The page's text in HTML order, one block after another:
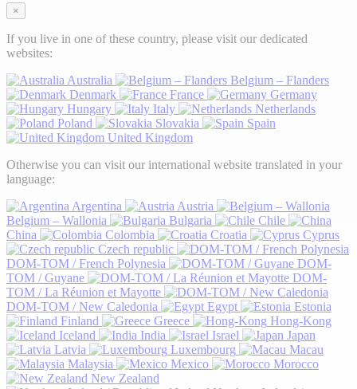
×
If you live in one of these country, please visit our dedicated
websites:
Australia
Belgium – Flanders
Denmark
France
Germany
Hungary
Italy
Netherlands
Poland
Slovakia
Spain
United Kingdom
Otherwise you can visit our international website translated in your
language:
Argentina
Austria
Belgium – Wallonia
Bulgaria
Chile
China
Colombia Croatia
Cyprus
Czech republic
DOM-TOM / French Polynesia
DOM-
TOM / Guyane
DOM-
TOM / La Réunion et Mayotte
DOM-TOM / New Caledonia
Egypt
Estonia
Finland
Greece
Hong-Kong
Iceland
India Israel
Japan
Latvia
Luxembourg
Macau
Malaysia
Mexico
Morocco
New Zealand